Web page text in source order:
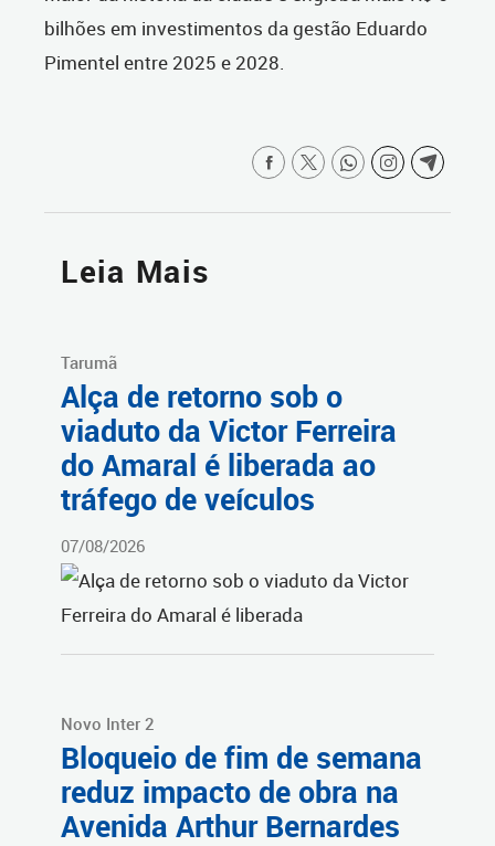
bilhões em investimentos da gestão Eduardo
Pimentel entre 2025 e 2028.
Leia Mais
Tarumã
Alça de retorno sob o
viaduto da Victor Ferreira
do Amaral é liberada ao
tráfego de veículos
07/08/2026
Novo Inter 2
Bloqueio de fim de semana
reduz impacto de obra na
Avenida Arthur Bernardes